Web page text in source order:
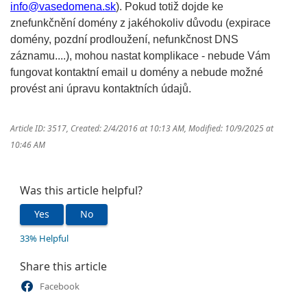
info@vasedomena.sk). Pokud totiž dojde ke
znefunkčnění domény z jakéhokoliv důvodu (expirace
domény, pozdní prodloužení, nefunkčnost DNS
záznamu....), mohou nastat komplikace - nebude Vám
fungovat kontaktní email u domény a nebude možné
provést ani úpravu kontaktních údajů.
Article ID: 3517, Created: 2/4/2016 at 10:13 AM, Modified: 10/9/2025 at
10:46 AM
Was this article helpful?
Yes No
33% Helpful
Share this article
Facebook